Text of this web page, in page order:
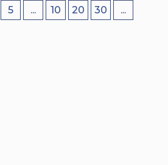
5 ... 10 20 30
...